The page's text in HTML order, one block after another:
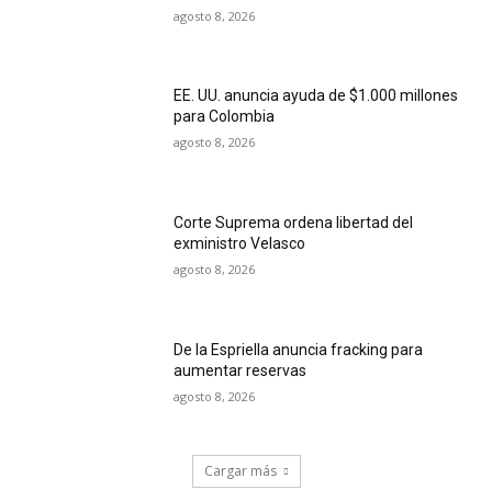
agosto 8, 2026
EE. UU. anuncia ayuda de $1.000 millones
para Colombia
agosto 8, 2026
Corte Suprema ordena libertad del
exministro Velasco
agosto 8, 2026
De la Espriella anuncia fracking para
aumentar reservas
agosto 8, 2026
Cargar más